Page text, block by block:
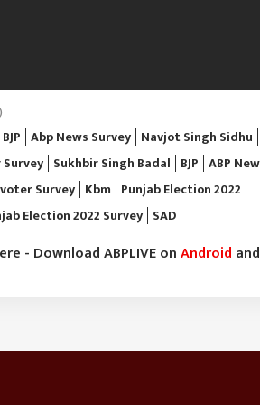
BJP Abp News Survey Navjot Singh Sidhu
Sukhbir Singh Badal BJP ABP
Survey Kbm Punjab Election 2022
Election 2022 Survey SAD
- Download ABPLIVE onAndroid and